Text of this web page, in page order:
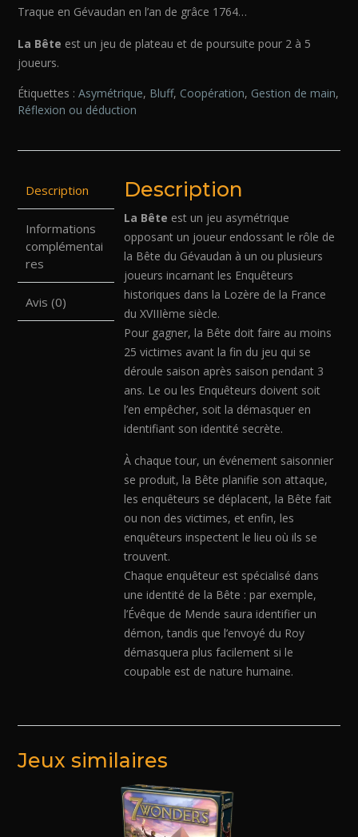
Traque en Gévaudan en l’an de grâce 1764…
La Bête est un jeu de plateau et de poursuite pour 2 à 5
joueurs.
Étiquettes : Asymétrique, Bluff, Coopération, Gestion de main,
Réflexion ou déduction
Description
Informations
complémentai
res
Avis (0)
Description
La Bête est un jeu asymétrique
opposant un joueur endossant le rôle de
la Bête du Gévaudan à un ou plusieurs
joueurs incarnant les Enquêteurs
historiques dans la Lozère de la France
du XVIIIème siècle.
Pour gagner, la Bête doit faire au moins
25 victimes avant la fin du jeu qui se
déroule saison après saison pendant 3
ans. Le ou les Enquêteurs doivent soit
l’en empêcher, soit la démasquer en
identifiant son identité secrète.
À chaque tour, un événement saisonnier
se produit, la Bête planifie son attaque,
les enquêteurs se déplacent, la Bête fait
ou non des victimes, et enfin, les
enquêteurs inspectent le lieu où ils se
trouvent.
Chaque enquêteur est spécialisé dans
une identité de la Bête : par exemple,
l’Évêque de Mende saura identifier un
démon, tandis que l’envoyé du Roy
démasquera plus facilement si le
coupable est de nature humaine.
Jeux similaires